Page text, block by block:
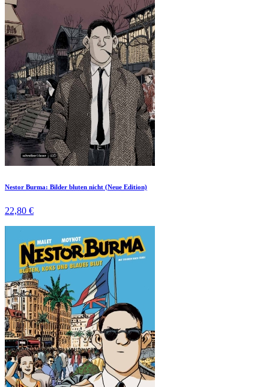
Nestor Burma: Bilder bluten nicht (Neue Edition)
22,80 €